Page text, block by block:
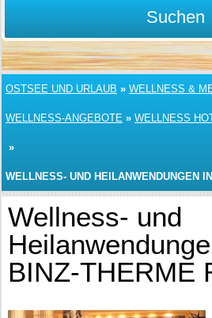
Suchen
OSTSEE UND URLAUB » WELLNESS &
WELLNESS-ANGEBOTE » WELLNESS
»
WELLNESS- UND HEILANWENDUNGEN
RÜGEN
Wellness- und
BINZ-THERME